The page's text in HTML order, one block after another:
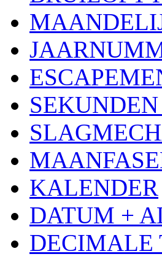
KALENDER
DATUM +
DECIMALE